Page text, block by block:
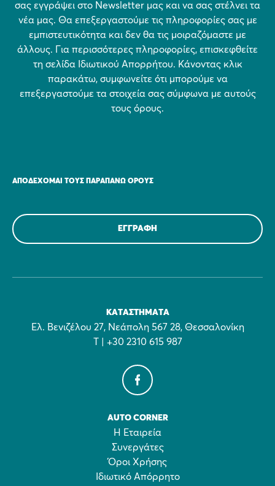
σας εγγράψει στο Newsletter μας και να σας στέλνει τα
νέα μας. Θα επεξεργαστούμε τις πληροφορίες σας με
εμπιστευτικότητα και δεν θα τις μοιραζόμαστε με
άλλους. Για περισσότερες πληροφορίες, επισκεφθείτε
τη σελίδα Ιδιωτικού Απορρήτου. Κάνοντας κλικ
παρακάτω, συμφωνείτε ότι μπορούμε να
επεξεργαστούμε τα στοιχεία σας σύμφωνα με αυτούς
τους όρους.
ΑΠΟΔΈΧΟΜΑΙ ΤΟΥΣ ΠΑΡΑΠΆΝΩ ΌΡΟΥΣ
ΚΑΤΑΣΤΉΜΑΤΑ
Ελ. Βενιζέλου 27, Νεάπολη 567 28, Θεσσαλονίκη
Τ | +30 2310 615 987
AUTO CORNER
Η Εταιρεία
Συνεργάτες
Όροι Χρήσης
Ιδιωτικό Απόρρητο